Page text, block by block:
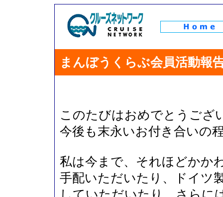
まんぼうくらぶ会員活動報
このたびはおめでとうござ
今後も末永いお付き合いの
私は今まで、それほどかか
手配いただいたり、ドイツ
していただいたり、さらに